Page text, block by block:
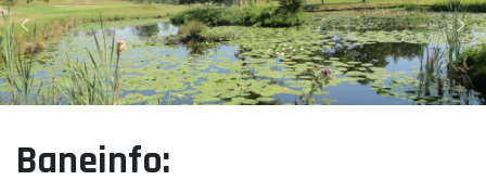
Baneinfo: